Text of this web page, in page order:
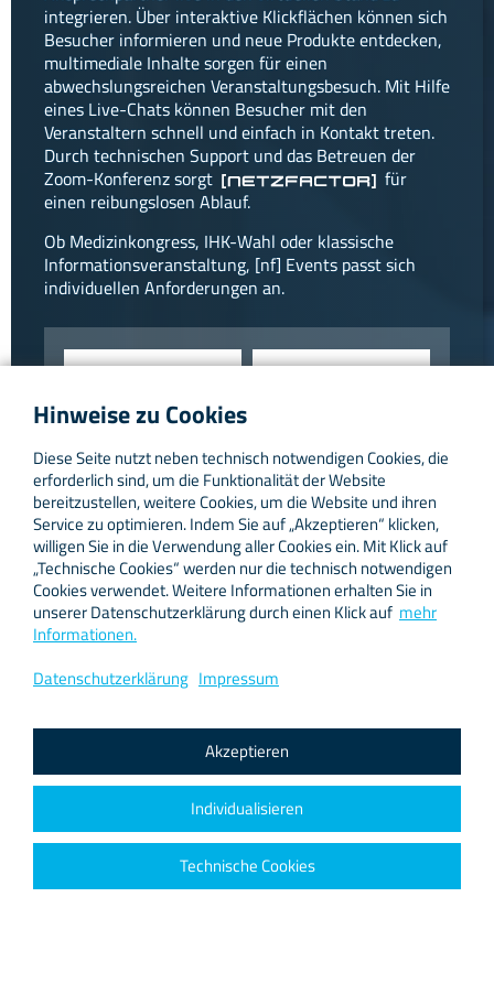
support
datenschutz
integrieren. Über interaktive Klickflächen können sich
Besucher informieren und neue Produkte entdecken,
multimediale Inhalte sorgen für einen
abwechslungsreichen Veranstaltungsbesuch. Mit Hilfe
eines Live-Chats können Besucher mit den
Veranstaltern schnell und einfach in Kontakt treten.
Durch technischen Support und das Betreuen der
Zoom-Konferenz sorgt [netzfactor] für
einen reibungslosen Ablauf.
Ob Medizinkongress, IHK-Wahl oder klassische
Informationsveranstaltung, [nf] Events passt sich
individuellen Anforderungen an.
Damit am Ende alles passt!
Livestreaming flexibel und leicht, mit dem mobilen Studio von
PROfusionwechseln
Ihre IP: 216.73.216.151
Hinweise zu Cookies
Diese Seite nutzt neben technisch notwendigen Cookies, die
erforderlich sind, um die Funktionalität der Website
bereitzustellen, weitere Cookies, um die Website und ihren
Service zu optimieren. Indem Sie auf „Akzeptieren“ klicken,
willigen Sie in die Verwendung aller Cookies ein. Mit Klick auf
„Technische Cookies“ werden nur die technisch notwendigen
Cookies verwendet. Weitere Informationen erhalten Sie in
unserer Datenschutzerklärung durch einen Klick auf mehr
Informationen.
Datenschutzerklärung Impressum
Akzeptieren
Individualisieren
Technische Cookies